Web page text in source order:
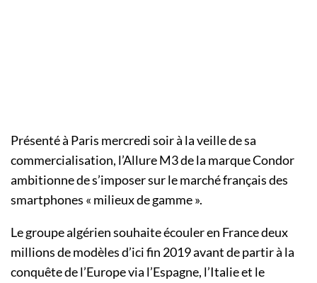
Présenté à Paris mercredi soir à la veille de sa
commercialisation, l’Allure M3 de la marque Condor
ambitionne de s’imposer sur le marché français des
smartphones « milieux de gamme ».
Le groupe algérien souhaite écouler en France deux
millions de modèles d’ici fin 2019 avant de partir à la
conquête de l’Europe via l’Espagne, l’Italie et le